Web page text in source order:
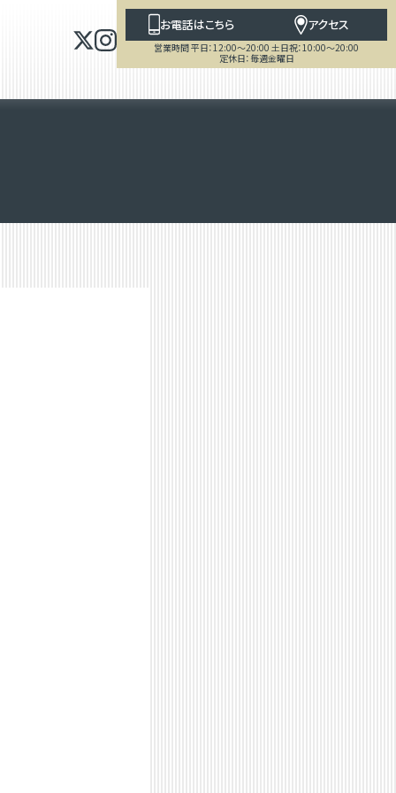
お電話はこちら アクセス
営業時間 平日：12:00～20:00 土日祝：10:00～20:00
定休日：毎週金曜日